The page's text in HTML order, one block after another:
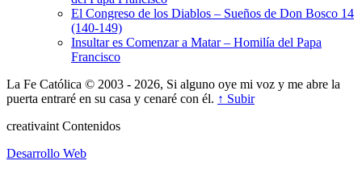
El Congreso de los Diablos – Sueños de Don Bosco 14
(140-149)
Insultar es Comenzar a Matar – Homilía del Papa
Francisco
La Fe Católica © 2003 - 2026, Si alguno oye mi voz y me abre la
puerta entraré en su casa y cenaré con él. ↑ Subir
creativaint Contenidos
Desarrollo Web